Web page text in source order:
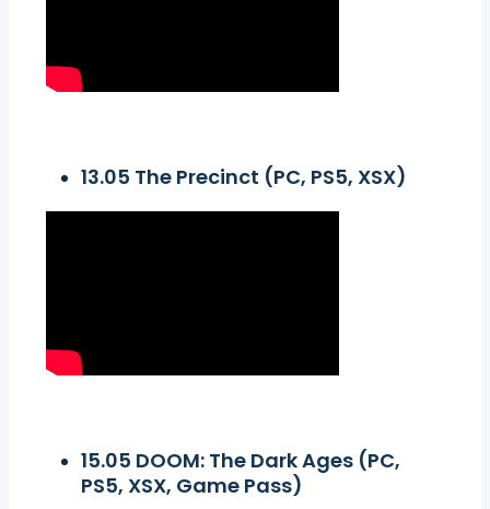
13.05 The Precinct (PC, PS5, XSX)
15.05 DOOM: The Dark Ages (PC,
PS5, XSX, Game Pass)